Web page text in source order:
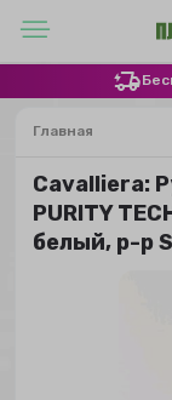
Главная
Сavalliera:
PURITY
белый, р-р